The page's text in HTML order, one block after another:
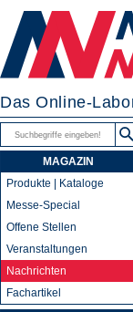
Das Online-
MAGAZIN
Produkte | Kataloge
Messe-Special
Offene Stellen
Veranstaltungen
Nachrichten
Fachartikel